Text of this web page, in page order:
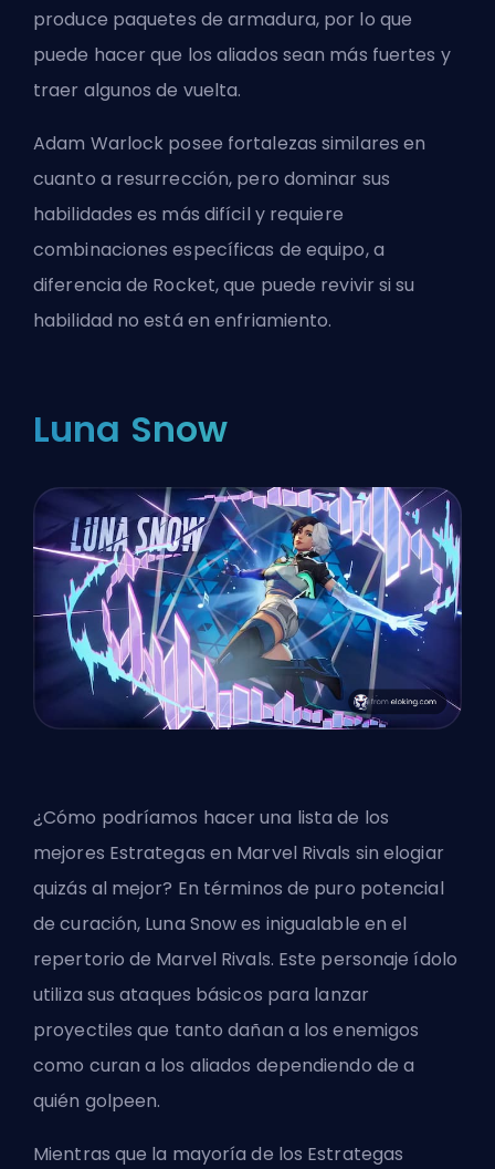
produce paquetes de armadura, por lo que
puede hacer que los aliados sean más fuertes y
traer algunos de vuelta.
Adam Warlock posee fortalezas similares en
cuanto a resurrección, pero dominar sus
habilidades es más difícil y requiere
combinaciones específicas de equipo, a
diferencia de Rocket, que puede revivir si su
habilidad no está en enfriamiento.
Luna Snow
¿Cómo podríamos hacer una lista de los
mejores Estrategas en Marvel Rivals sin elogiar
quizás al mejor? En términos de puro potencial
de curación, Luna Snow es inigualable en el
repertorio de Marvel Rivals. Este personaje ídolo
utiliza sus ataques básicos para lanzar
proyectiles que tanto dañan a los enemigos
como curan a los aliados dependiendo de a
quién golpeen.
Mientras que la mayoría de los Estrategas